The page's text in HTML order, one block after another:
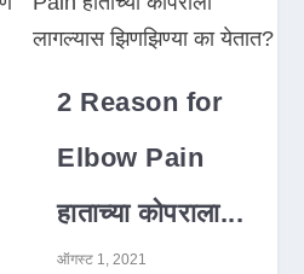
2 Reason for
Elbow Pain
हाताच्या कोपराला...
ऑगस्ट 1, 2021